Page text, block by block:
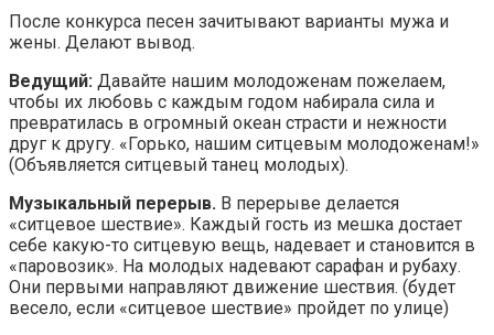
После конкурса песен зачитывают варианты мужа и
жены. Делают вывод.
Ведущий: Давайте нашим молодоженам пожелаем,
чтобы их любовь с каждым годом набирала сила и
превратилась в огромный океан страсти и нежности
друг к другу. «Горько, нашим ситцевым молодоженам!»
(Объявляется ситцевый танец молодых).
Музыкальный перерыв. В перерыве делается
«ситцевое шествие». Каждый гость из мешка достает
себе какую-то ситцевую вещь, надевает и становится в
«паровозик». На молодых надевают сарафан и рубаху.
Они первыми направляют движение шествия. (будет
весело, если «ситцевое шествие» пройдет по улице)